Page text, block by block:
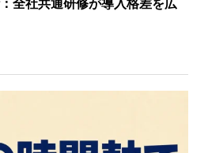
全社共通研修が導入格差を広